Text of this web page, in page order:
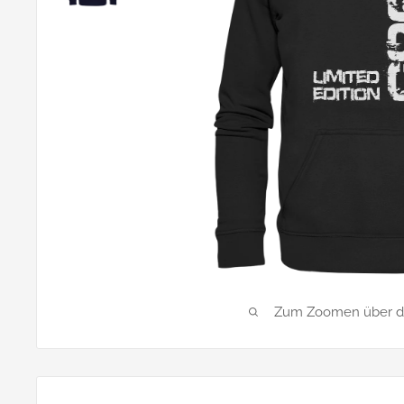
Zum Zoomen über